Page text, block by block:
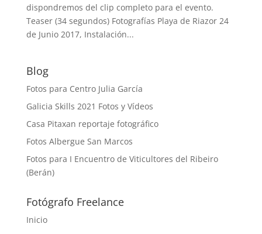
dispondremos del clip completo para el evento.
Teaser (34 segundos) Fotografías Playa de Riazor 24
de Junio 2017, Instalación...
Blog
Fotos para Centro Julia García
Galicia Skills 2021 Fotos y Vídeos
Casa Pitaxan reportaje fotográfico
Fotos Albergue San Marcos
Fotos para I Encuentro de Viticultores del Ribeiro
(Berán)
Fotógrafo Freelance
Inicio